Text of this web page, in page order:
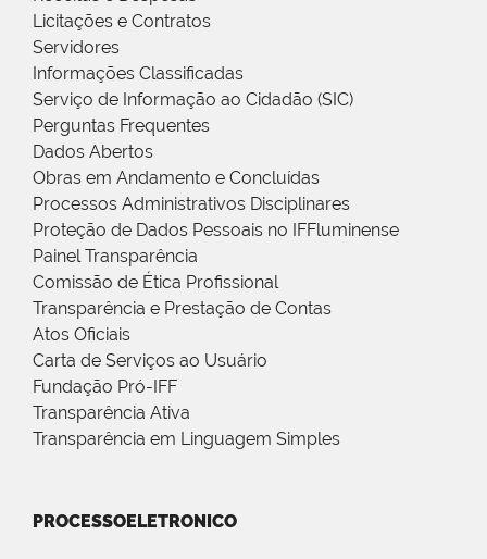
Licitações e Contratos
Servidores
Informações Classificadas
Serviço de Informação ao Cidadão (SIC)
Perguntas Frequentes
Dados Abertos
Obras em Andamento e Concluídas
Processos Administrativos Disciplinares
Proteção de Dados Pessoais no IFFluminense
Painel Transparência
Comissão de Ética Profissional
Transparência e Prestação de Contas
Atos Oficiais
Carta de Serviços ao Usuário
Fundação Pró-IFF
Transparência Ativa
Transparência em Linguagem Simples
PROCESSOELETRONICO